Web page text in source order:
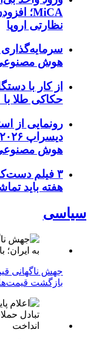
نظارتی اروپا
هوش مصنوعی
از کار با
حکاکی طلا با
هوش
۳ فیلم
هفته باید
سیاسی
جهش ناگهانی
بازگشت